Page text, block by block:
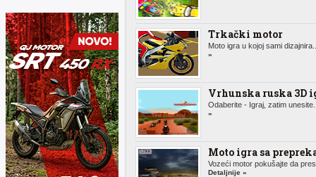
Trkački motor
Moto igra u kojoj sami
»
Vrhunska ruska 3D
Odaberite - Igraj, zatim
»
Moto igra sa
Vozeći motor pokušajte da
Detaljnije »